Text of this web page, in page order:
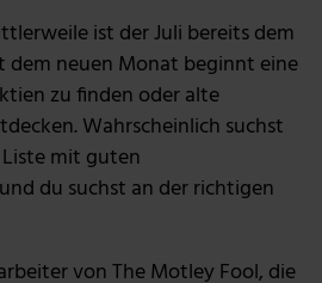
ist der Juli bereits dem
dem neuen Monat beginnt eine
zu finden oder alte
Wahrscheinlich suchst
mit guten
du suchst an der richtigen
von The Motley Fool, die